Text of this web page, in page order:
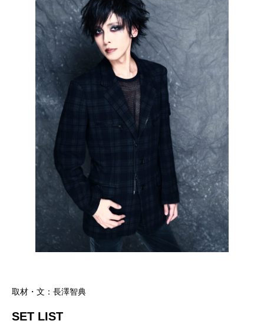
取材・文：長澤智典
SET LIST